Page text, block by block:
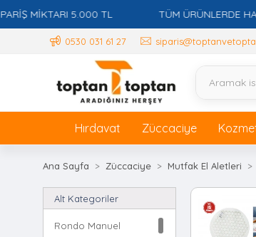
MİKTARI 5.000 TL TÜM ÜRÜNLERDE
0530 031 61 27
Hırdavat Züccaciye
Ana Sayfa Züccaciye Mutfak El Aletleri
Alt Kategoriler
Rondo Manuel